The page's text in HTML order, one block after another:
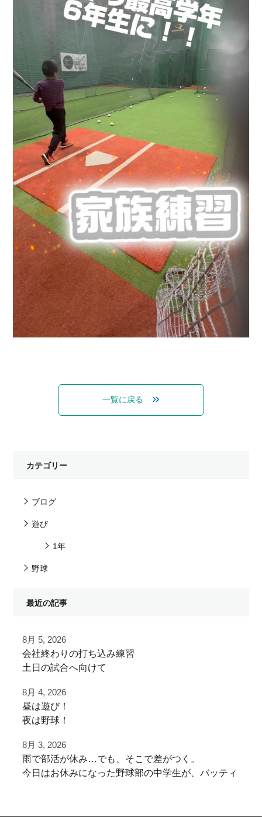
一覧に戻る
カテゴリー
ブログ
遊び
1年
野球
最近の記事
8月 5, 2026
⁡会社終わりの打ち込み⁡練習⁡
⁡土日の試合へ向けて⁡
⁡またお待ちしております！
⁡⁡#野球好きと繋がりたい
#野球好きな人と繋がりたい
⁡#フライボール革命 #レベルスイング
8月 4, 2026
昼は遊び！
夜は野球！
夜涼しくなってから
学生の打ち込み！
8月 3, 2026
雨で部活が休み…でも、そこで差がつく。
今日はお休みになった野球部の中学生が、バッティ
その向上心、全力で応援します